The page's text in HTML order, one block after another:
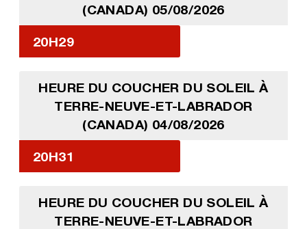
(CANADA) 05/08/2026
20H29
HEURE DU COUCHER DU SOLEIL À
TERRE-NEUVE-ET-LABRADOR
(CANADA) 04/08/2026
20H31
HEURE DU COUCHER DU SOLEIL À
TERRE-NEUVE-ET-LABRADOR